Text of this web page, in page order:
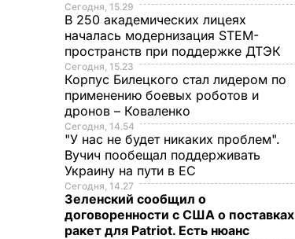
Сегодня, 15.29
В 250 академических лицеях
началась модернизация STEM-
пространств при поддержке ДТЭК​
Сегодня, 15.23
Корпус Билецкого стал лидером по
применению боевых роботов и
дронов – Коваленко
Сегодня, 14.54
"У нас не будет никаких проблем".
Вучич пообещал поддерживать
Украину на пути в ЕС
Сегодня, 14.27
Зеленский сообщил о
договоренности с США о поставках
ракет для Patriot. Есть нюанс